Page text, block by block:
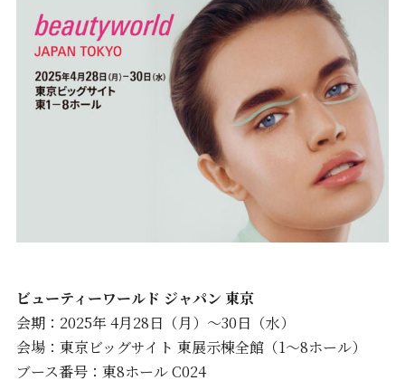
ビューティーワールド ジャパン 東京
会期：2025年 4月28日（月）～30日（水）
会場：東京ビッグサイト 東展示棟全館（1～8ホール）
ブース番号：東8ホール C024